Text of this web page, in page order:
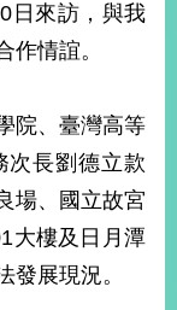
日來訪，與我
作情誼。
院、臺灣高等
次長劉德立款
場、國立故宮
大樓及日月潭
發展現況。